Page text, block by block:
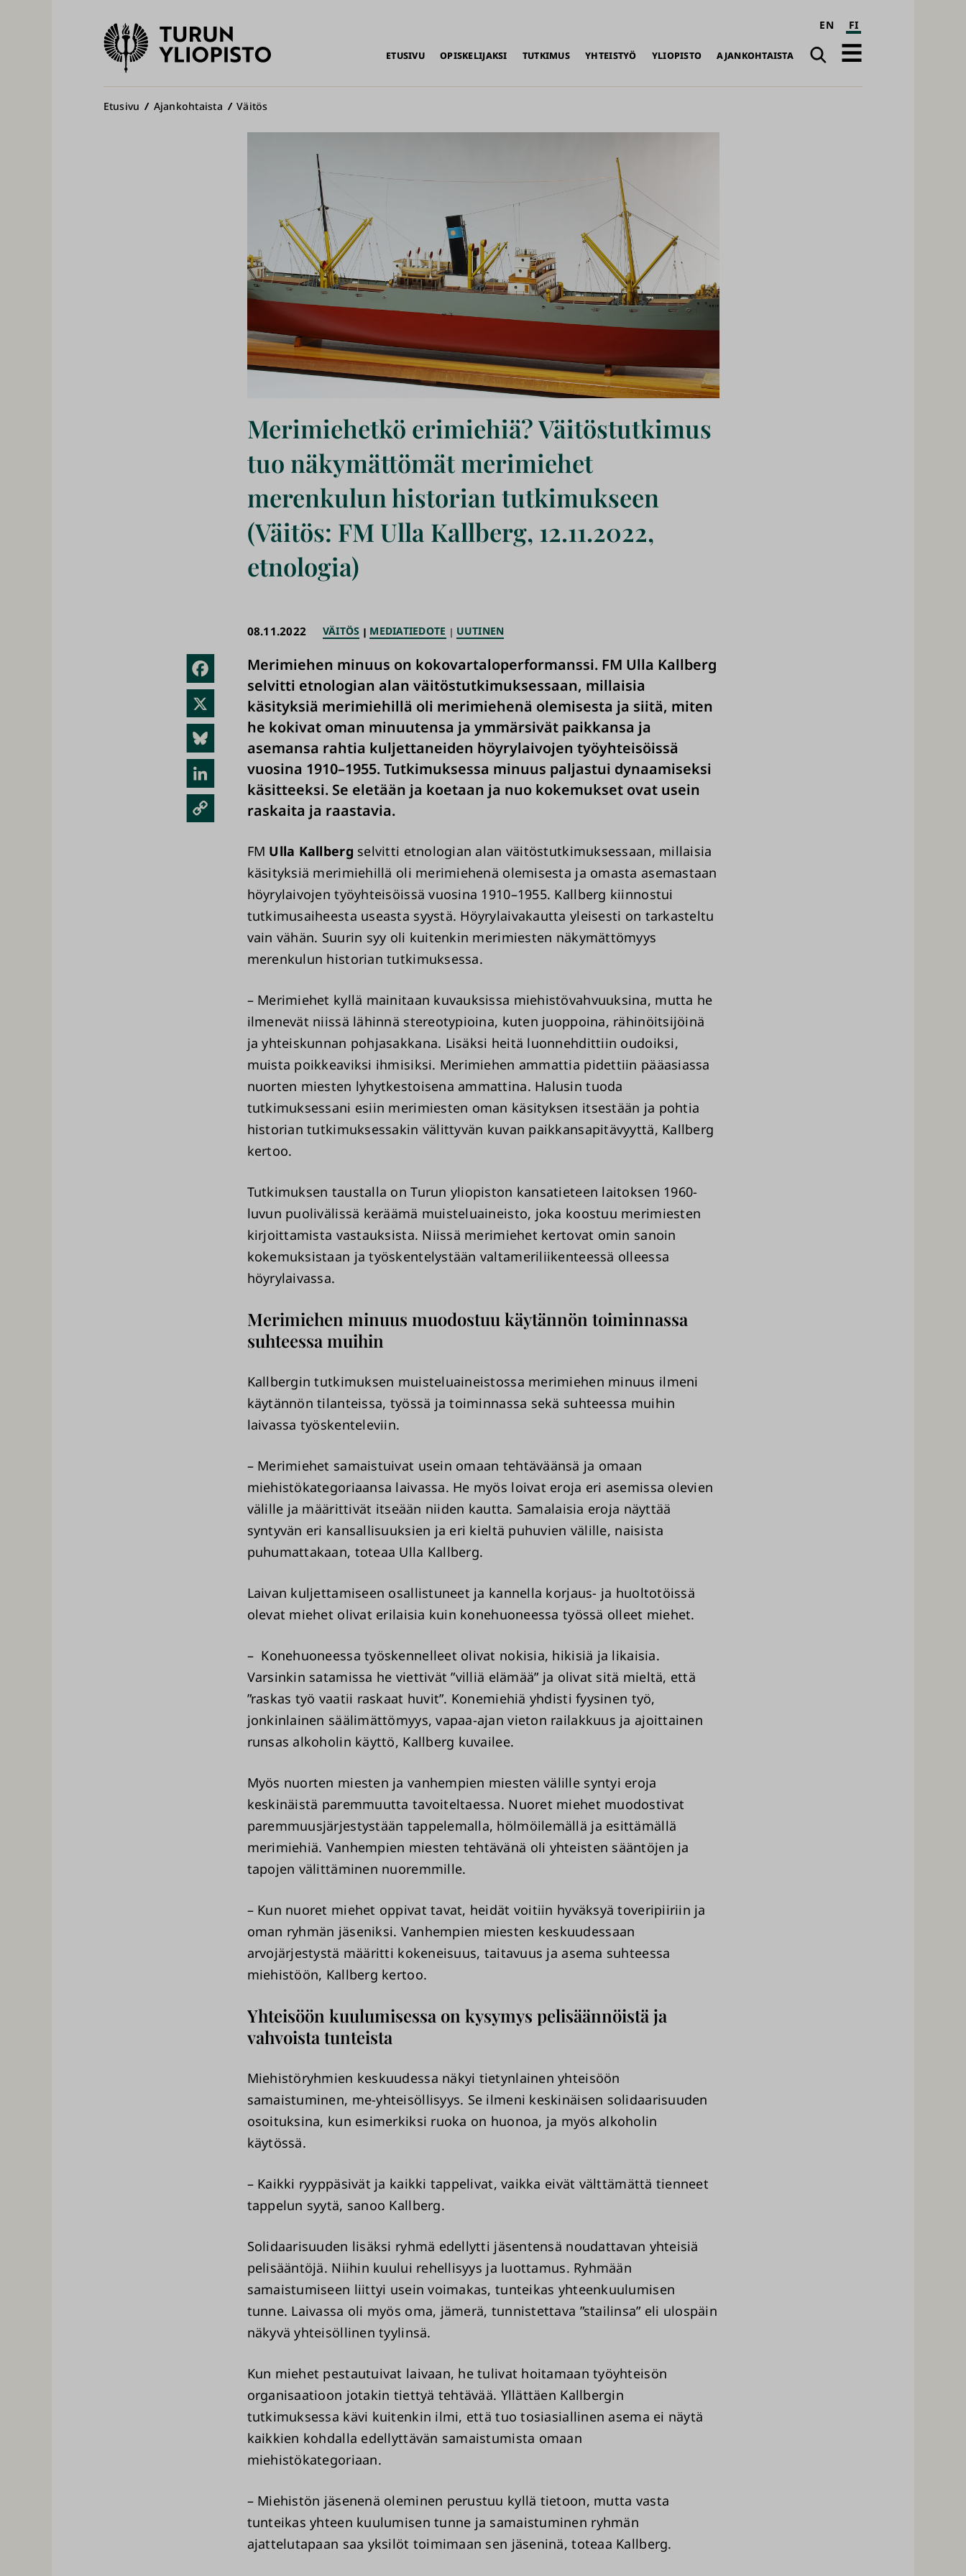
Turun
yliopisto
EN FI
ETUSIVU OPISKELIJAKSI TUTKIMUS YHTEISTYÖ YLIOPISTO AJANKOHTAISTA
Haku
Avaa
Murupolku
Etusivu Ajankohtaista Väitös
Merimiehetkö erimiehiä? Väitöstutkimus
tuo näkymättömät merimiehet
merenkulun historian tutkimukseen
(Väitös: FM Ulla Kallberg, 12.11.2022,
etnologia)
08.11.2022 VÄITÖS MEDIATIEDOTE UUTINEN
ebo
sky
edIn
Merimiehen minuus on kokovartaloperformanssi. FM Ulla Kallberg
selvitti etnologian alan väitöstutkimuksessaan, millaisia
käsityksiä merimiehillä oli merimiehenä olemisesta ja siitä, miten
he kokivat oman minuutensa ja ymmärsivät paikkansa ja
asemansa rahtia kuljettaneiden höyrylaivojen työyhteisöissä
vuosina 1910–1955. Tutkimuksessa minuus paljastui dynaamiseksi
käsitteeksi. Se eletään ja koetaan ja nuo kokemukset ovat usein
raskaita ja raastavia.
FM Ulla Kallberg selvitti etnologian alan väitöstutkimuksessaan, millaisia
käsityksiä merimiehillä oli merimiehenä olemisesta ja omasta asemastaan
höyrylaivojen työyhteisöissä vuosina 1910–1955. Kallberg kiinnostui
tutkimusaiheesta useasta syystä. Höyrylaivakautta yleisesti on tarkasteltu
vain vähän. Suurin syy oli kuitenkin merimiesten näkymättömyys
merenkulun historian tutkimuksessa.
– Merimiehet kyllä mainitaan kuvauksissa miehistövahvuuksina, mutta he
ilmenevät niissä lähinnä stereotypioina, kuten juoppoina, rähinöitsijöinä
ja yhteiskunnan pohjasakkana. Lisäksi heitä luonnehdittiin oudoiksi,
muista poikkeaviksi ihmisiksi. Merimiehen ammattia pidettiin pääasiassa
nuorten miesten lyhytkestoisena ammattina. Halusin tuoda
tutkimuksessani esiin merimiesten oman käsityksen itsestään ja pohtia
historian tutkimuksessakin välittyvän kuvan paikkansapitävyyttä, Kallberg
kertoo.
Tutkimuksen taustalla on Turun yliopiston kansatieteen laitoksen 1960-
luvun puolivälissä keräämä muisteluaineisto, joka koostuu merimiesten
kirjoittamista vastauksista. Niissä merimiehet kertovat omin sanoin
kokemuksistaan ja työskentelystään valtameriliikenteessä olleessa
höyrylaivassa.
Merimiehen minuus muodostuu käytännön toiminnassa
suhteessa muihin
Kallbergin tutkimuksen muisteluaineistossa merimiehen minuus ilmeni
käytännön tilanteissa, työssä ja toiminnassa sekä suhteessa muihin
laivassa työskenteleviin.
– Merimiehet samaistuivat usein omaan tehtäväänsä ja omaan
miehistökategoriaansa laivassa. He myös loivat eroja eri asemissa olevien
välille ja määrittivät itseään niiden kautta. Samalaisia eroja näyttää
syntyvän eri kansallisuuksien ja eri kieltä puhuvien välille, naisista
puhumattakaan, toteaa Ulla Kallberg.
Laivan kuljettamiseen osallistuneet ja kannella korjaus- ja huoltotöissä
olevat miehet olivat erilaisia kuin konehuoneessa työssä olleet miehet.
– Konehuoneessa työskennelleet olivat nokisia, hikisiä ja likaisia.
Varsinkin satamissa he viettivät ”villiä elämää” ja olivat sitä mieltä, että
”raskas työ vaatii raskaat huvit”. Konemiehiä yhdisti fyysinen työ,
jonkinlainen säälimättömyys, vapaa-ajan vieton railakkuus ja ajoittainen
runsas alkoholin käyttö, Kallberg kuvailee.
Myös nuorten miesten ja vanhempien miesten välille syntyi eroja
keskinäistä paremmuutta tavoiteltaessa. Nuoret miehet muodostivat
paremmuusjärjestystään tappelemalla, hölmöilemällä ja esittämällä
merimiehiä. Vanhempien miesten tehtävänä oli yhteisten sääntöjen ja
tapojen välittäminen nuoremmille.
– Kun nuoret miehet oppivat tavat, heidät voitiin hyväksyä toveripiiriin ja
oman ryhmän jäseniksi. Vanhempien miesten keskuudessaan
arvojärjestystä määritti kokeneisuus, taitavuus ja asema suhteessa
miehistöön, Kallberg kertoo.
Yhteisöön kuulumisessa on kysymys pelisäännöistä ja
vahvoista tunteista
Miehistöryhmien keskuudessa näkyi tietynlainen yhteisöön
samaistuminen, me-yhteisöllisyys. Se ilmeni keskinäisen solidaarisuuden
osoituksina, kun esimerkiksi ruoka on huonoa, ja myös alkoholin
käytössä.
– Kaikki ryyppäsivät ja kaikki tappelivat, vaikka eivät välttämättä tienneet
tappelun syytä, sanoo Kallberg.
Solidaarisuuden lisäksi ryhmä edellytti jäsentensä noudattavan yhteisiä
pelisääntöjä. Niihin kuului rehellisyys ja luottamus. Ryhmään
samaistumiseen liittyi usein voimakas, tunteikas yhteenkuulumisen
tunne. Laivassa oli myös oma, jämerä, tunnistettava ”stailinsa” eli ulospäin
näkyvä yhteisöllinen tyylinsä.
Kun miehet pestautuivat laivaan, he tulivat hoitamaan työyhteisön
organisaatioon jotakin tiettyä tehtävää. Yllättäen Kallbergin
tutkimuksessa kävi kuitenkin ilmi, että tuo tosiasiallinen asema ei näytä
kaikkien kohdalla edellyttävän samaistumista omaan
miehistökategoriaan.
– Miehistön jäsenenä oleminen perustuu kyllä tietoon, mutta vasta
tunteikas yhteen kuulumisen tunne ja samaistuminen ryhmän
ajattelutapaan saa yksilöt toimimaan sen jäseninä, toteaa Kallberg.